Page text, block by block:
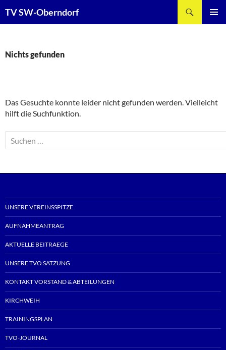
Inhalt
TV SW-Oberndorf
Nichts gefunden
Das Gesuchte konnte leider nicht gefunden werden. Vielleicht
hilft die Suchfunktion.
Suchen
nach:
UNSERE VEREINSSPITZE
AUFNAHMEANTRAG
AKTUELLE BEITRAEGE
UNSERE TVO SATZUNG
KONTAKT VORSTAND & ABTEILUNGEN
KIRCHWEIH
TRAININGSPLAN
TVO-JOURNAL